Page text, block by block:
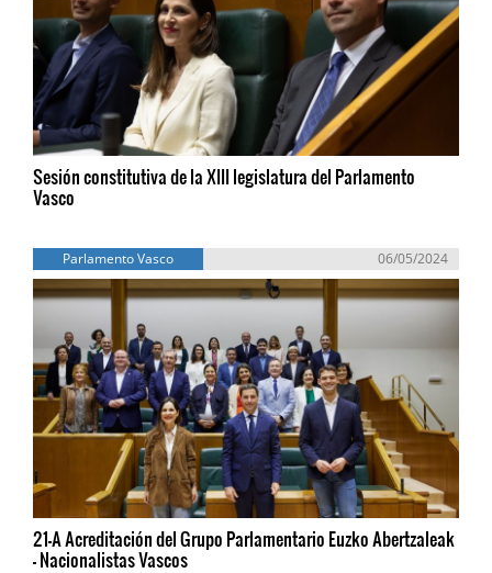
Sesión constitutiva de la XIII legislatura del Parlamento
Vasco
Parlamento Vasco 06/05/2024
21-A Acreditación del Grupo Parlamentario Euzko Abertzaleak
- Nacionalistas Vascos